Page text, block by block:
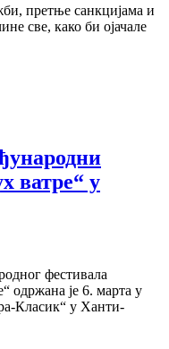
претње санкцијама и
све, како би ојачале
ватре“ у
фестивала
одржана је 6. марта у
Класик“ у Ханти-